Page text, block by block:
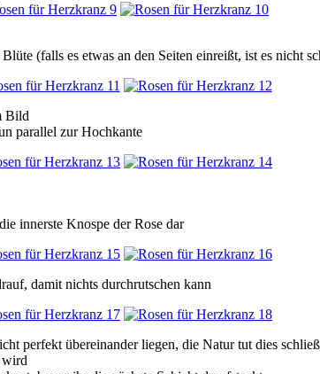
(falls es etwas an den Seiten einreißt, ist es nicht
Bild
parallel zur Hochkante
innerste Knospe der Rose dar
damit nichts durchrutschen kann
perfekt übereinander liegen, die Natur tut dies
wird